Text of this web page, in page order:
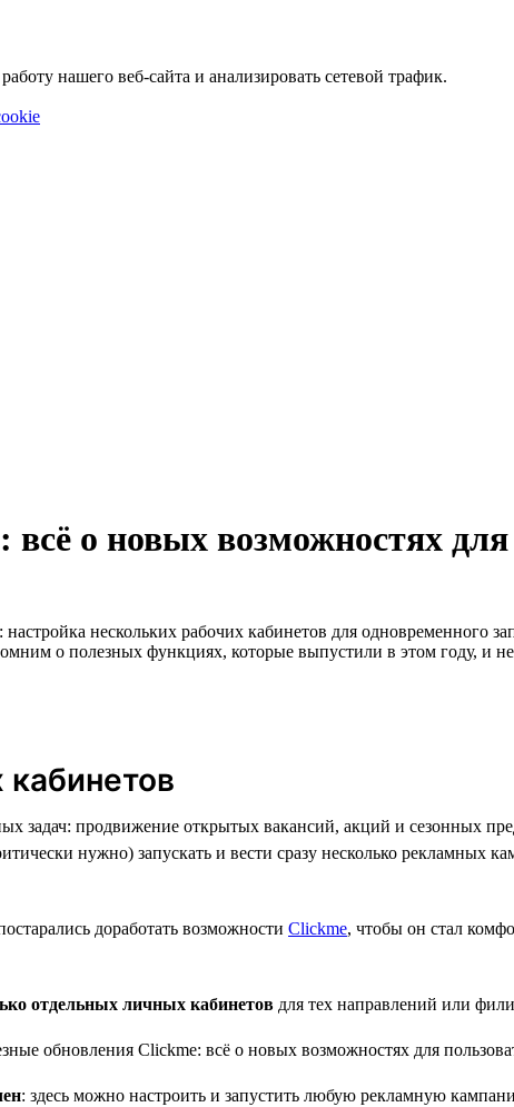
нашего веб-сайта и анализировать сетевой трафик.
о новых возможностях для
нескольких рабочих кабинетов для одновременного
о полезных функциях, которые выпустили в этом году, и
задач: продвижение открытых вакансий, акций и сезонных
нужно) запускать и вести сразу несколько рекламных
доработать возможности Clickme, чтобы он стал
отдельных личных кабинетов для тех направлений или
: здесь можно настроить и запустить любую рекламную